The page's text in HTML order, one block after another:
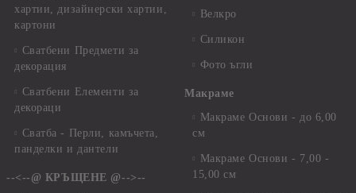
хартии, дизайнерски хартии,
картони
Сватбени Предмети за
декорация
Сватбени Елементи за
декораци
Сватба - Перли, камъчета,
панделки и дантели
--<--@ КРЪЩЕНЕ @-->--
Велкро
Силикон
Фото ъгли
Макраме
Макраме Основи - до 6,00
см
Макраме Основи - 7,00 -
15,00 см